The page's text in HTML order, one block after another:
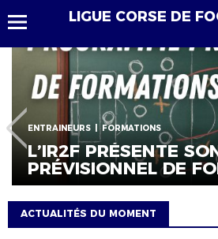
LIGUE CORSE DE
ENTRAINEURS FORMATIONS
L’IR2F PRÉSENTE
PRÉVISIONNEL DE
2026/2027
ACTUALITÉS DU MOMENT